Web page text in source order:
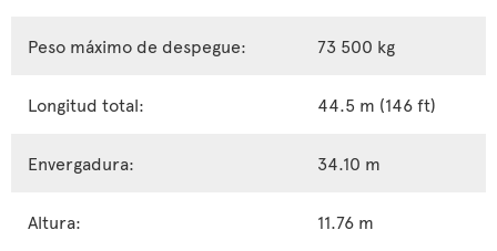
Peso máximo de despegue: 73 500 kg
Longitud total: 44.5 m (146 ft)
Envergadura: 34.10 m
Altura: 11.76 m